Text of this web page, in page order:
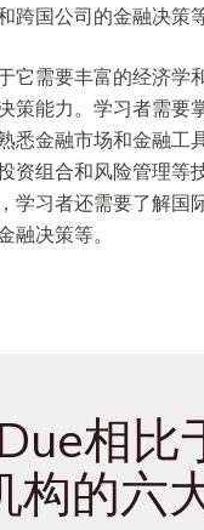
跨国公司的金融决策等
它需要丰富的经济学
策能力。学习者需要
悉金融市场和金融工
资组合和风险管理等
学习者还需要了解国
融决策等。
相比
构的六